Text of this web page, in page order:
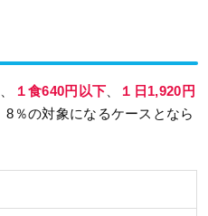
１食640円以下
１日1,920円
％の対象になるケースとなら